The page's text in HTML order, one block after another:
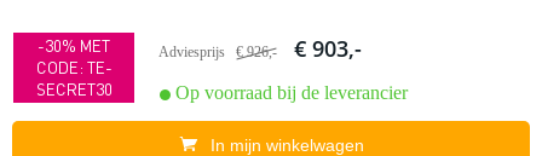
-30% MET
CODE: TE-
SECRET30
Adviesprijs € 926,- € 903,-
Op voorraad bij de leverancier
In mijn winkelwagen